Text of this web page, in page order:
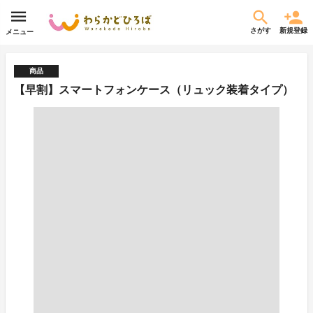
メニュー さがす 新規登録
商品
【早割】スマートフォンケース（リュック装着タイプ）